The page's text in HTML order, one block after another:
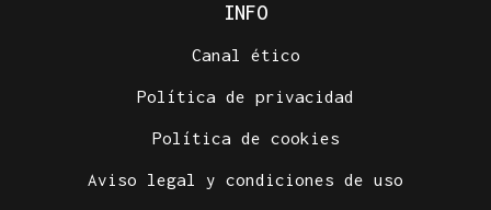
INFO
Canal ético
Política de privacidad
Política de cookies
Aviso legal y condiciones de uso